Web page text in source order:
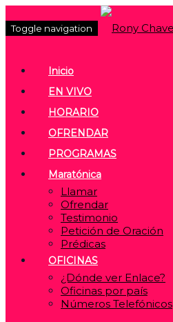
Toggle navigation
Inicio
EN VIVO
HORARIO
OFRENDAR
PROGRAMAS
Maratónica
Llamar
Ofrendar
Testimonio
Petición de Oración
Prédicas
OFICINAS
¿Dónde ver Enlace?
Oficinas por país
Números Telefónicos